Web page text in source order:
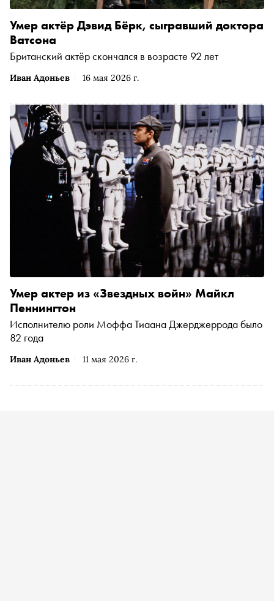
Иван Адоньев 16 мая 2026 г.
Умер актёр Дэвид Бёрк, сыгравший доктора
Ватсона
Британский актёр скончался в возрасте 92 лет
Иван Адоньев 11 мая 2026 г.
Умер актер из «Звездных войн» Майкл
Пеннингтон
Исполнителю роли Моффа Тиаана Джерджеррода было
82 года